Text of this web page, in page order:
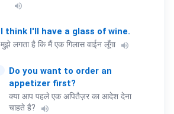
volume_up
I think I'll have a glass of wine.
मुझे लगता है कि मैं एक गिलास वाईन लूँगा volume_up
Do you want to order an
appetizer first?
क्या आप पहले एक अपितैज़र का आदेश देना
चाहते है?
volume_up